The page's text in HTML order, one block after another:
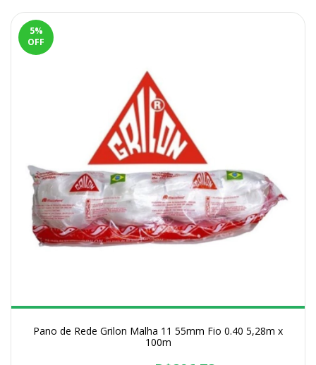
5%
OFF
Pano de Rede Grilon Malha 11 55mm Fio 0.40 5,28m x
100m